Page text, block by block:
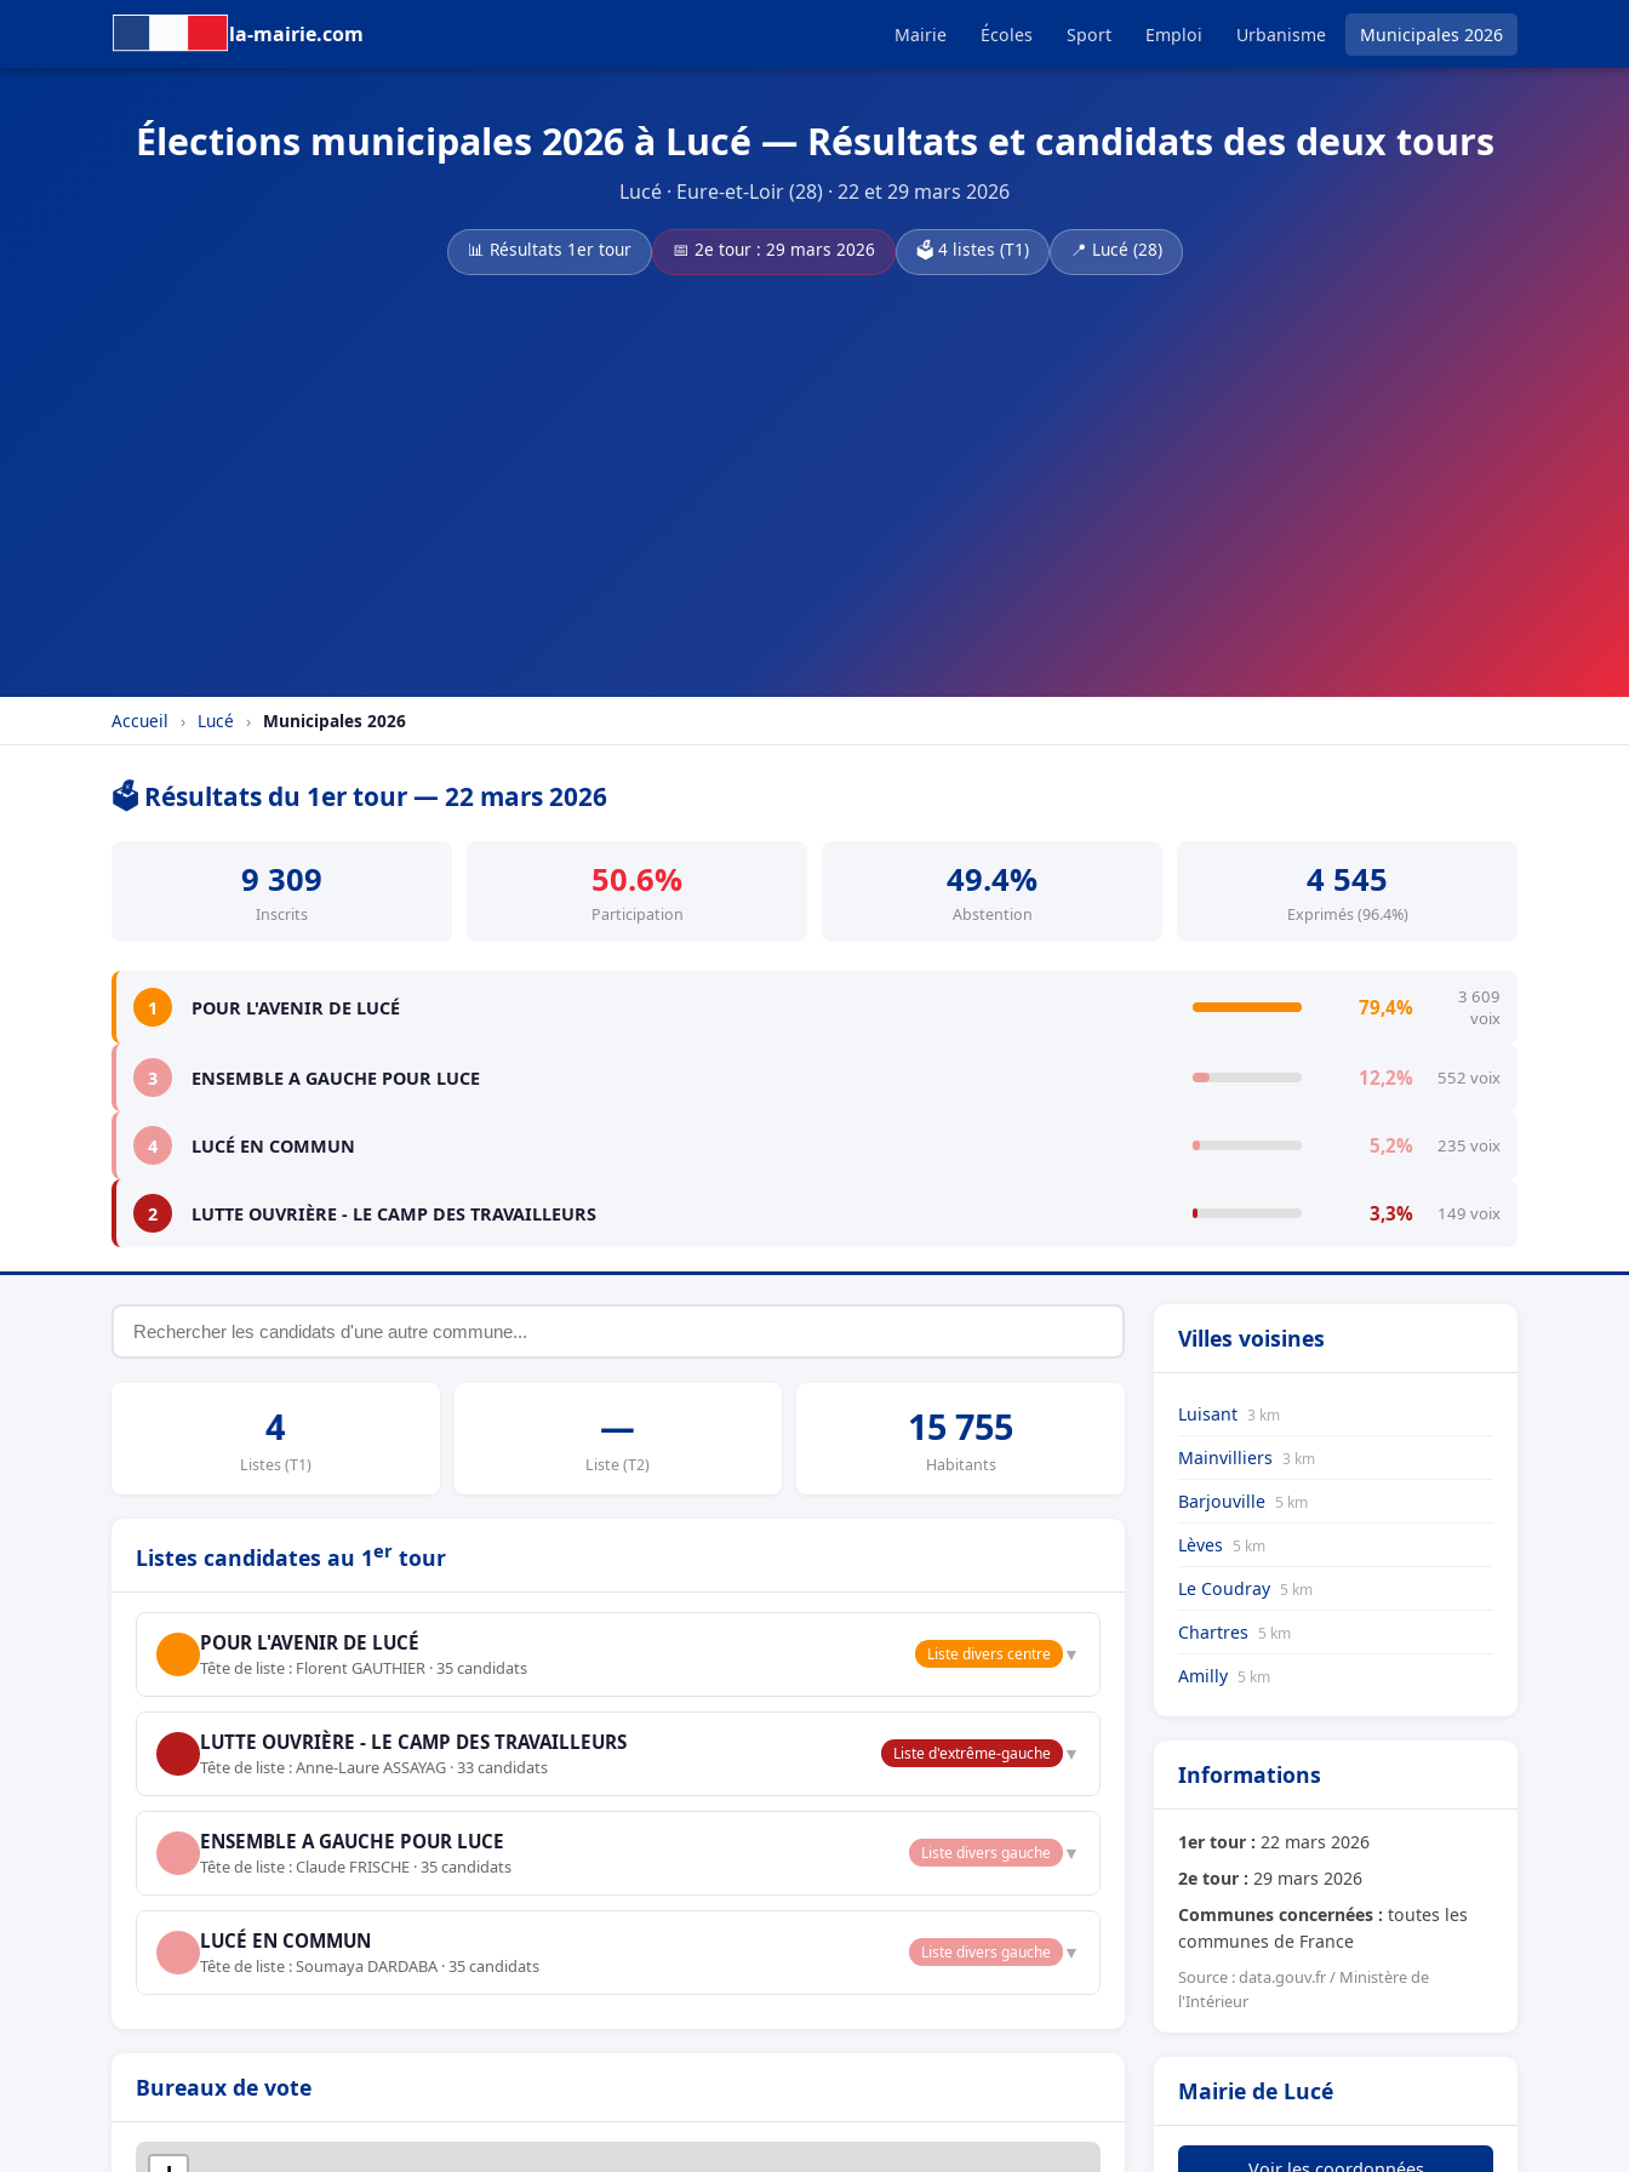
la-mairie.com Mairie Écoles Sport Emploi Urbanisme Municipales 2026
Élections municipales 2026 à Lucé — Résultats et candidats des deux tours
Lucé · Eure-et-Loir (28) · 22 et 29 mars 2026
📊 Résultats 1er tour 📅 2e tour : 29 mars 2026 🗳️ 4 listes (T1) 📍 Lucé (28)
Accueil › Lucé › Municipales 2026
🗳️ Résultats du 1er tour — 22 mars 2026
9 309
Inscrits
50.6%
Participation
49.4%
Abstention
4 545
Exprimés (96.4%)
1 POUR L'AVENIR DE LUCÉ 79,4%
3 609
voix
3 ENSEMBLE A GAUCHE POUR LUCE 12,2% 552 voix
4 LUCÉ EN COMMUN 5,2% 235 voix
2 LUTTE OUVRIÈRE - LE CAMP DES TRAVAILLEURS 3,3% 149 voix
4
Listes (T1)
—
Liste (T2)
15 755
Habitants
Listes candidates au 1er tour
POUR L'AVENIR DE LUCÉ
Tête de liste : Florent GAUTHIER · 35 candidats
Liste divers centre ▼
LUTTE OUVRIÈRE - LE CAMP DES TRAVAILLEURS
Tête de liste : Anne-Laure ASSAYAG · 33 candidats
Liste d'extrême-gauche ▼
ENSEMBLE A GAUCHE POUR LUCE
Tête de liste : Claude FRISCHE · 35 candidats
Liste divers gauche ▼
LUCÉ EN COMMUN
Tête de liste : Soumaya DARDABA · 35 candidats
Liste divers gauche ▼
Bureaux de vote
Villes voisines
Luisant 3 km
Mainvilliers 3 km
Barjouville 5 km
Lèves 5 km
Le Coudray 5 km
Chartres 5 km
Amilly 5 km
Informations
1er tour : 22 mars 2026
2e tour : 29 mars 2026
Communes concernées : toutes les
communes de France
Source : data.gouv.fr / Ministère de
l'Intérieur
Mairie de Lucé